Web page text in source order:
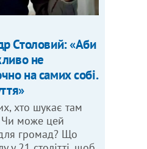
Столовий: «Аби
не
на самих собі.
хто шукає там
Чи може цей
громад? Що